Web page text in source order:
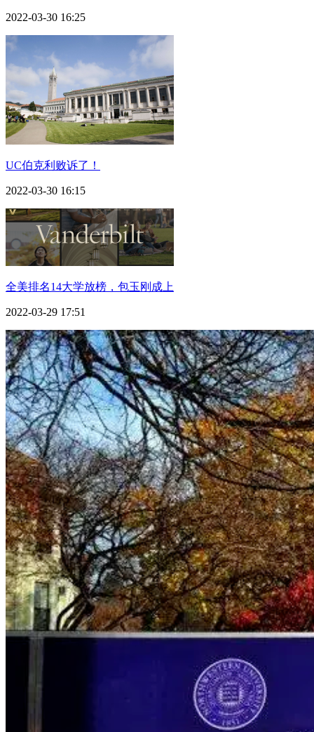
2022-03-30 16:25
UC伯克利败诉了！
2022-03-30 16:15
全美排名14大学放榜，包玉刚成上
2022-03-29 17:51